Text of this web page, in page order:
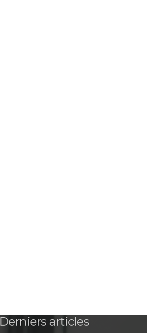
Derniers articles